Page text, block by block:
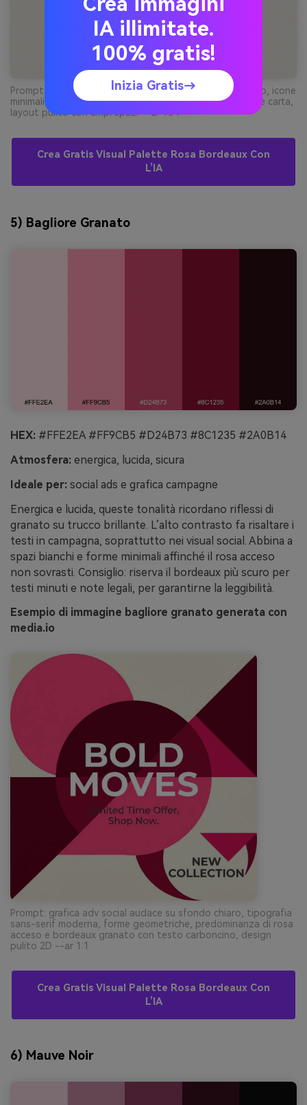
Prompt: design menu caffè flat su sfondo bianco sporco, icone
minimali, titoli in rosa cacao e bordeaux, effetto texture carta,
layout pulito con ampi spazi --ar 16:9
Crea Gratis Visual Palette Rosa Bordeaux Con
L’IA
5) Bagliore Granato
HEX: #FFE2EA #FF9CB5 #D24B73 #8C1235 #2A0B14
Atmosfera: energica, lucida, sicura
Ideale per: social ads e grafica campagne
Energica e lucida, queste tonalità ricordano riflessi di
granato su trucco brillante. L’alto contrasto fa risaltare i
testi in campagna, soprattutto nei visual social. Abbina a
spazi bianchi e forme minimali affinché il rosa acceso
non sovrasti. Consiglio: riserva il bordeaux più scuro per
testi minuti e note legali, per garantirne la leggibilità.
Esempio di immagine bagliore granato generata con
media.io
Prompt: grafica adv social audace su sfondo chiaro, tipografia
sans-serif moderna, forme geometriche, predominanza di rosa
acceso e bordeaux granato con testo carboncino, design
pulito 2D --ar 1:1
Crea Gratis Visual Palette Rosa Bordeaux Con
L’IA
6) Mauve Noir
IA illimitate.
100% gratis!
Inizia Gratis→